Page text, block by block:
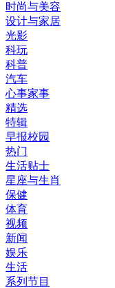
时尚与美容
设计与家居
光影
科玩
科普
汽车
心事家事
精选
特辑
早报校园
热门
生活贴士
星座与生肖
保健
体育
视频
新闻
娱乐
生活
系列节目